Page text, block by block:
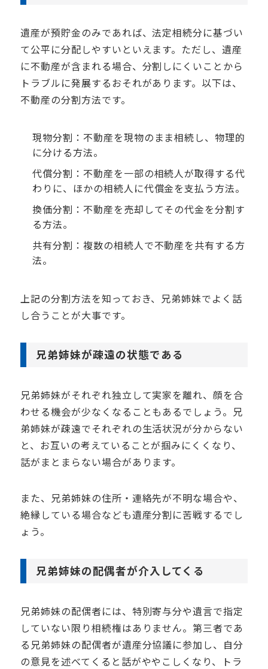
遺産が預貯金のみであれば、法定相続分に基づい
て公平に分配しやすいといえます。ただし、遺産
に不動産が含まれる場合、分割しにくいことから
トラブルに発展するおそれがあります。以下は、
不動産の分割方法です。
現物分割：不動産を現物のまま相続し、物理的
に分ける方法。
代償分割：不動産を一部の相続人が取得する代
わりに、ほかの相続人に代償金を支払う方法。
換価分割：不動産を売却してその代金を分割す
る方法。
共有分割：複数の相続人で不動産を共有する方
法。
上記の分割方法を知っておき、兄弟姉妹でよく話
し合うことが大事です。
兄弟姉妹が疎遠の状態である
兄弟姉妹がそれぞれ独立して実家を離れ、顔を合
わせる機会が少なくなることもあるでしょう。兄
弟姉妹が疎遠でそれぞれの生活状況が分からない
と、お互いの考えていることが掴みにくくなり、
話がまとまらない場合があります。
また、兄弟姉妹の住所・連絡先が不明な場合や、
絶縁している場合なども遺産分割に苦戦するでし
ょう。
兄弟姉妹の配偶者が介入してくる
兄弟姉妹の配偶者には、特別寄与分や遺言で指定
していない限り相続権はありません。第三者であ
る兄弟姉妹の配偶者が遺産分協議に参加し、自分
の意見を述べてくると話がややこしくなり、トラ